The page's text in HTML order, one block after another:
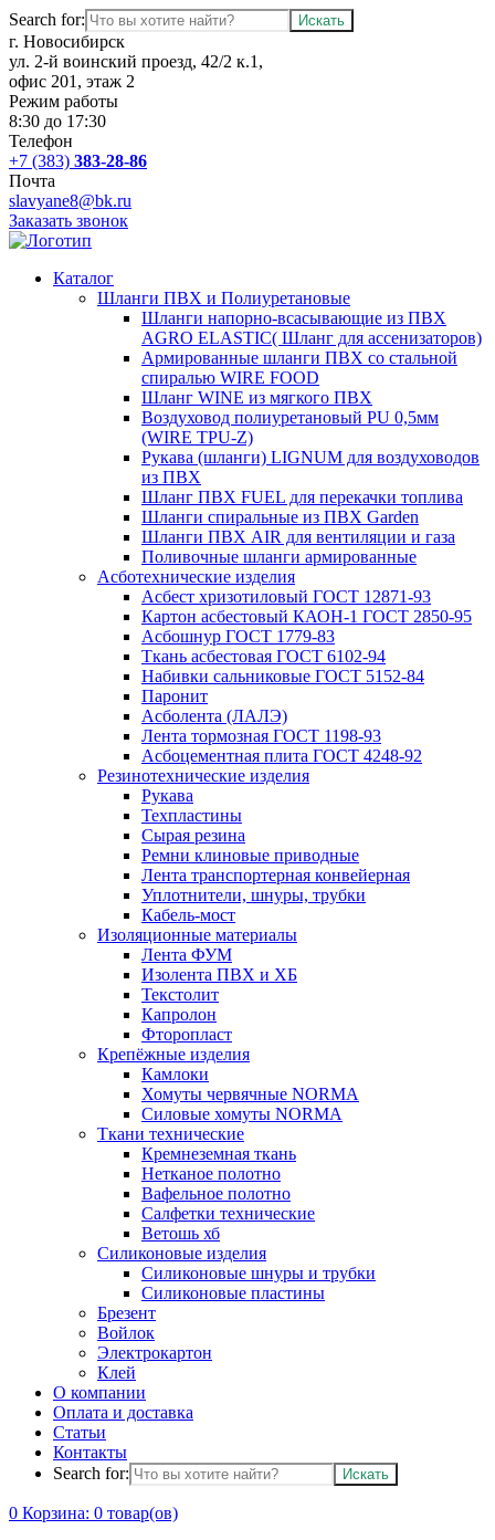
Search for:
г. Новосибирск
ул. 2-й воинский проезд, 42/2 к.1,
офис 201, этаж 2
Режим работы
8:30 до 17:30
Телефон
+7 (383) 383-28-86
Почта
slavyane8@bk.ru
Заказать звонок
Каталог
Шланги ПВХ и Полиуретановые
Шланги напорно-всасывающие из ПВХ
AGRO ELASTIC( Шланг для ассенизаторов)
Армированные шланги ПВХ со стальной
спиралью WIRE FOOD
Шланг WINE из мягкого ПВХ
Воздуховод полиуретановый PU 0,5мм
(WIRE TPU-Z)
Рукава (шланги) LIGNUM для воздуховодов
из ПВХ
Шланг ПВХ FUEL для перекачки топлива
Шланги спиральные из ПВХ Garden
Шланги ПВХ AIR для вентиляции и газа
Поливочные шланги армированные
Асботехнические изделия
Асбест хризотиловый ГОСТ 12871-93
Картон aсбестовый КАОН-1 ГОСТ 2850-95
Асбошнур ГОСТ 1779-83
Ткань асбестовая ГОСТ 6102-94
Набивки сальниковые ГОСТ 5152-84
Паронит
Асболента (ЛАЛЭ)
Лента тормозная ГОСТ 1198-93
Асбоцементная плита ГОСТ 4248-92
Резинотехнические изделия
Рукава
Техпластины
Сырая резина
Ремни клиновые приводные
Лента транспортерная конвейерная
Уплотнители, шнуры, трубки
Кабель-мост
Изоляционные материалы
Лента ФУМ
Изолента ПВХ и ХБ
Текстолит
Капролон
Фторопласт
Крепёжные изделия
Камлоки
Хомуты червячные NORMA
Силовые хомуты NORMA
Ткани технические
Кремнеземная ткань
Нетканое полотно
Вафельное полотно
Салфетки технические
Ветошь хб
Силиконовые изделия
Силиконовые шнуры и трубки
Силиконовые пластины
Брезент
Войлок
Электрокартон
Клей
О компании
Оплата и доставка
Статьи
Контакты
Search for:
0 Корзина: 0 товар(ов)